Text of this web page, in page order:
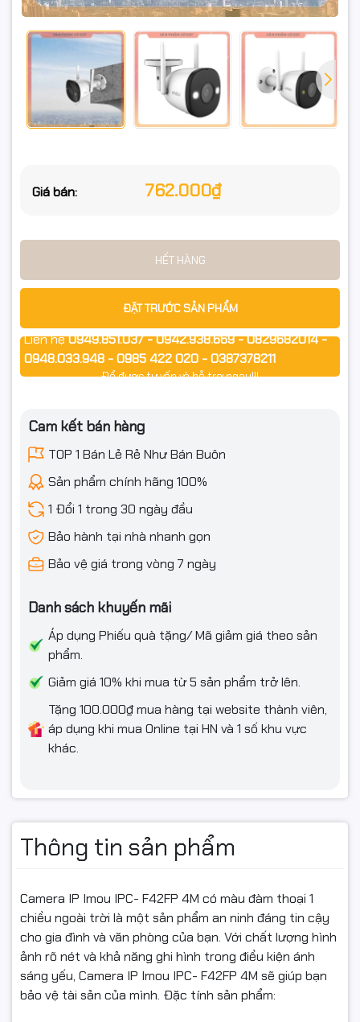
Giá bán: 762.000₫
HẾT HÀNG
ĐẶT TRƯỚC SẢN PHẨM
Liên hệ0949.851.037 - 0942.938.669 - 0829682014 -
0948.033.948 - 0985 422 020 - 0387378211
Để được tư vấn và hỗ trợ ngay!!!
Cam kết bán hàng
TOP 1 Bán Lẻ Rẻ Như Bán Buôn
Sản phẩm chính hãng 100%
1 Đổi 1 trong 30 ngày đầu
Bảo hành tại nhà nhanh gọn
Bảo vệ giá trong vòng 7 ngày
Danh sách khuyến mãi
Áp dụng Phiếu quà tặng/ Mã giảm giá theo sản
phẩm.
Giảm giá 10% khi mua từ 5 sản phẩm trở lên.
Tặng 100.000₫ mua hàng tại website thành viên,
áp dụng khi mua Online tại HN và 1 số khu vực
khác.
Thông tin sản phẩm
Camera IP Imou IPC- F42FP 4M có màu đàm thoại 1
chiều ngoài trời là một sản phẩm an ninh đáng tin cậy
cho gia đình và văn phòng của bạn. Với chất lượng hình
ảnh rõ nét và khả năng ghi hình trong điều kiện ánh
sáng yếu, Camera IP Imou IPC- F42FP 4M sẽ giúp bạn
bảo vệ tài sản của mình. Đặc tính sản phẩm: